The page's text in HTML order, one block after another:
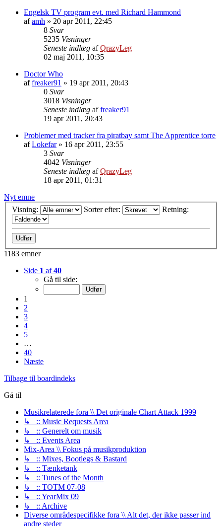
Engelsk TV program evt. med Richard Hammond
afamh » 20 apr 2011, 22:45
8 Svar
5235 Visninger
Seneste indlæg afQrazyLeg
02 maj 2011, 10:35
Doctor Who
affreaker91 » 19 apr 2011, 20:43
0 Svar
3018 Visninger
Seneste indlæg affreaker91
19 apr 2011, 20:43
Problemer med tracker fra piratbay samt The Apprentice torre
afLokefar» 16 apr 2011, 23:55
3 Svar
4042 Visninger
Seneste indlæg afQrazyLeg
18 apr 2011, 01:31
Nyt emne
Visning:
Sorter efter: Retning:
1183 emner
Side 1 af40
Gå til side:
1
2
3
4
5
…
40
Næste
Tilbage til boardindeks
Gå til
Musikrelaterede fora \\ Det originale Chart Attack 1999
↳ :: Music Requests Area
↳ :: Generelt om musik
↳ :: Events Area
Mix-Area \\ Fokus på musikproduktion
↳ :: Mixes, Bootlegs & Bastard
↳ :: Tænketank
↳ :: Tunes of the Month
↳ :: TOTM 07-08
↳ :: YearMix 09
↳ :: Archive
Diverse områdespecifikke fora \\ Alt det, der ikke passer ind
andre steder